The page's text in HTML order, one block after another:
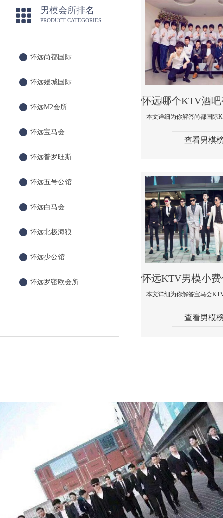
男模会所排名
PRODUCT CATEGORIES
怀远尚都国际
怀远嫚城国际
怀远M2会所
怀远宝马会
怀远普罗旺斯
怀远五号公馆
怀远白马会
怀远北极海狼
怀远少公馆
怀远罗密欧会所
查看男模
查看男模